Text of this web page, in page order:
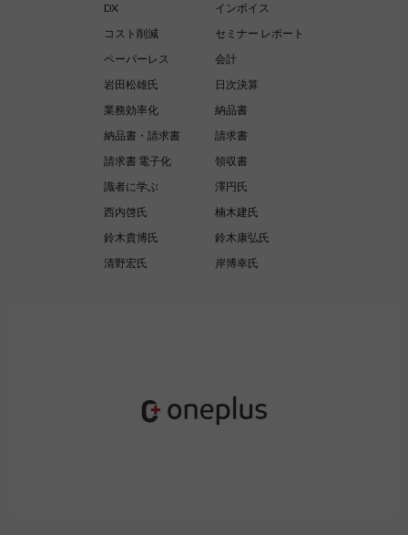
DX
インボイス
コスト削減
セミナー レポート
ペーパーレス
会計
岩田松雄氏
日次決算
業務効率化
納品書
納品書・請求書
請求書
請求書 電子化
領収書
識者に学ぶ
澤円氏
西内啓氏
楠木建氏
鈴木貴博氏
鈴木康弘氏
清野宏氏
岸博幸氏